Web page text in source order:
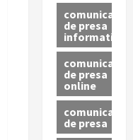
comunicat
de presa
informativ
comunicat
de presa
online
comunicate
de presa